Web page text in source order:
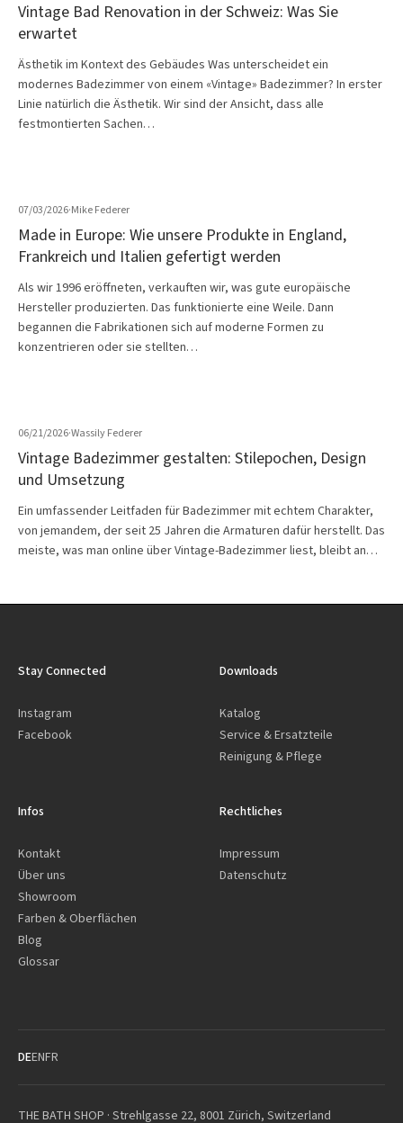
Vintage Bad Renovation in der Schweiz: Was Sie
erwartet
Ästhetik im Kontext des Gebäudes Was unterscheidet ein
modernes Badezimmer von einem «Vintage» Badezimmer? In erster
Linie natürlich die Ästhetik. Wir sind der Ansicht, dass alle
festmontierten Sachen…
07/03/2026·Mike Federer
Made in Europe: Wie unsere Produkte in England,
Frankreich und Italien gefertigt werden
Als wir 1996 eröffneten, verkauften wir, was gute europäische
Hersteller produzierten. Das funktionierte eine Weile. Dann
begannen die Fabrikationen sich auf moderne Formen zu
konzentrieren oder sie stellten…
06/21/2026·Wassily Federer
Vintage Badezimmer gestalten: Stilepochen, Design
und Umsetzung
Ein umfassender Leitfaden für Badezimmer mit echtem Charakter,
von jemandem, der seit 25 Jahren die Armaturen dafür herstellt. Das
meiste, was man online über Vintage-Badezimmer liest, bleibt an…
Stay Connected
Instagram
Facebook
Downloads
Katalog
Service & Ersatzteile
Reinigung & Pflege
Infos
Kontakt
Über uns
Showroom
Farben & Oberflächen
Blog
Glossar
Rechtliches
Impressum
Datenschutz
DEENFR
THE BATH SHOP · Strehlgasse 22, 8001 Zürich, Switzerland